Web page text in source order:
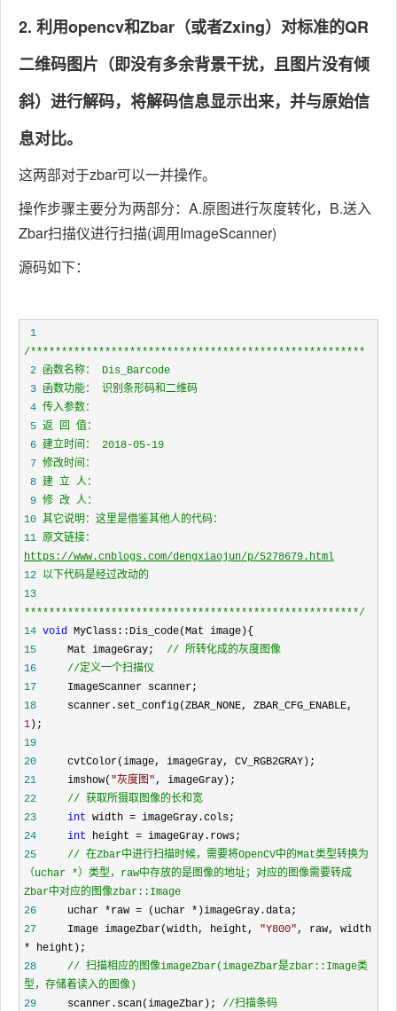
2. 利用opencv和Zbar（或者Zxing）对标准的QR
二维码图片（即没有多余背景干扰，且图片没有倾
斜）进行解码，将解码信息显示出来，并与原始信
息对比。
这两部对于zbar可以一并操作。
操作步骤主要分为两部分：A.原图进行灰度转化，B.送入
Zbar扫描仪进行扫描(调用ImageScanner)
源码如下：
1
/*
2
3
4
5
6
7
8
9
10
11 原文链接：
https://www.cnblogs.com/dengxiaojun/p/5278679.html
12
13
******************************************************/
14 void
15
     Mat imageGray;
//
16
//定义一个扫描仪
17
18
1
19
20
21
     imshow(
"灰度图"
22
// 获取所摄取图像的长和宽
23
int width =
24
int height =
25
// 在Zbar中进行扫描时候，需要将OpenCV中的Mat类型转换为
（uchar *）类型，raw中存放的是图像的地址；对应的图像需要转成
Zbar中对应的图像zbar::Image
26
     uchar *raw = (uchar *
27
     Image imageZbar(width, height,
"Y800", raw, width
*
28
// 扫描相应的图像imageZbar(imageZbar是zbar::Image类
型，存储着读入的图像)
29
     scanner.scan(imageZbar);
//扫描条码